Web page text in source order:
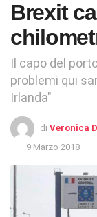
Brexit
Il capo del
problemi qui
Irlanda"
di Veronica
9 Marzo 2018